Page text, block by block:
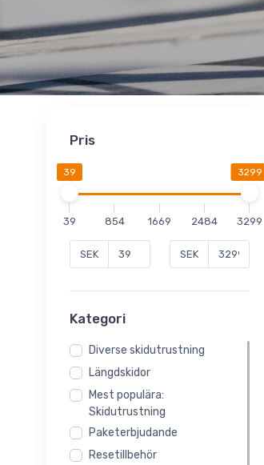
Pris
39 3299
39 854 1669 2484 3299
SEK SEK
Kategori
Diverse skidutrustning
Längdskidor
Mest populära:
Skidutrustning
Paketerbjudande
Resetillbehör